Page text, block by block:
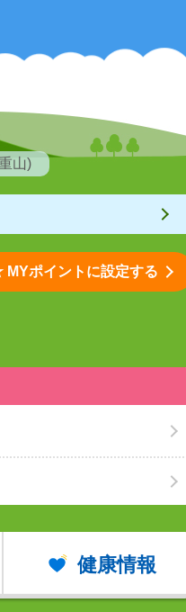
山)
ポイントに設定する
健康情報